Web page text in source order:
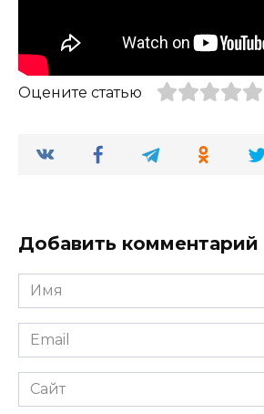
Оцените статью
Добавить комментарий
Имя
*
Email
*
Сайт